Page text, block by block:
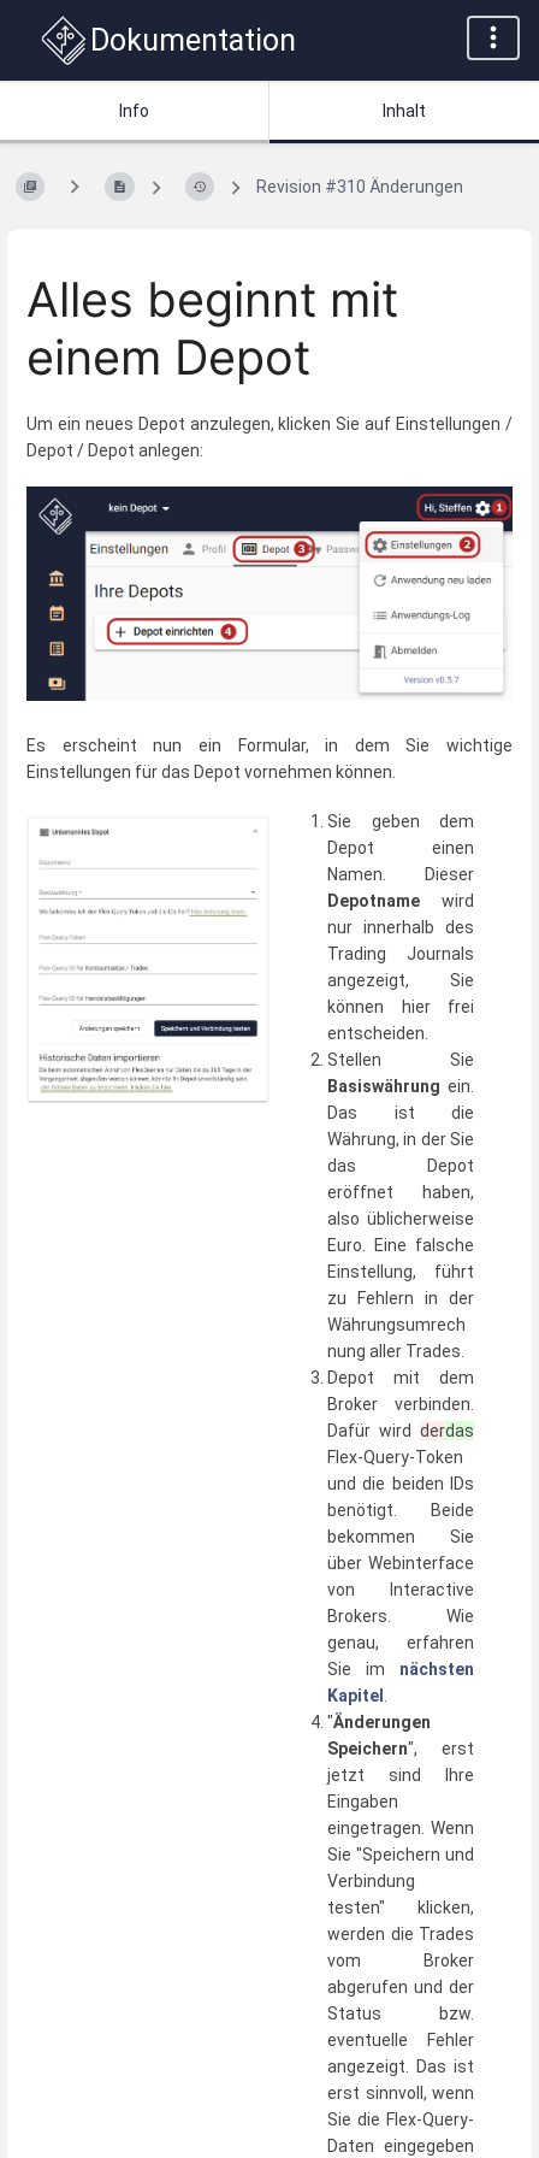
Dokumentation
Info Inhalt
Revision #310 Änderungen
Alles beginnt mit
einem Depot
Um ein neues Depot anzulegen, klicken Sie auf Einstellungen /
Depot / Depot anlegen:
Es erscheint nun ein Formular, in dem Sie wichtige
Einstellungen für das Depot vornehmen können.
Sie geben dem
Depot einen
Namen. Dieser
Depotname wird
nur innerhalb des
Trading Journals
angezeigt, Sie
können hier frei
entscheiden.
Stellen Sie
Basiswährung ein.
Das ist die
Währung, in der Sie
das Depot
eröffnet haben,
also üblicherweise
Euro. Eine falsche
Einstellung, führt
zu Fehlern in der
Währungsumrech
nung aller Trades.
Depot mit dem
Broker verbinden.
Dafür wird derdas
Flex-Query-Token
und die beiden IDs
benötigt. Beide
bekommen Sie
über Webinterface
von Interactive
Brokers. Wie
genau, erfahren
Sie im nächsten
Kapitel
"Änderungen
Speichern", erst
jetzt sind Ihre
Eingaben
eingetragen. Wenn
Sie "Speichern und
Verbindung
testen" klicken,
werden die Trades
vom Broker
abgerufen und der
Status bzw.
eventuelle Fehler
angezeigt. Das ist
erst sinnvoll, wenn
Sie die Flex-Query-
Daten eingegeben